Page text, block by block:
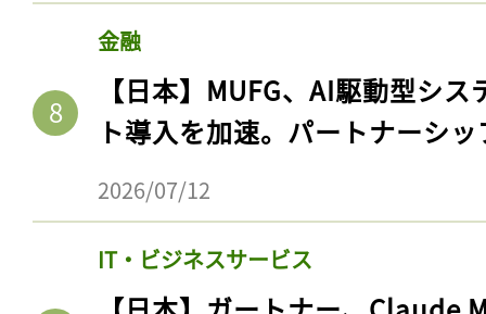
金融
【日本】MUFG、AI駆動型シ
ト導入を加速。パートナーシ
2026/07/12
IT・ビジネスサービス